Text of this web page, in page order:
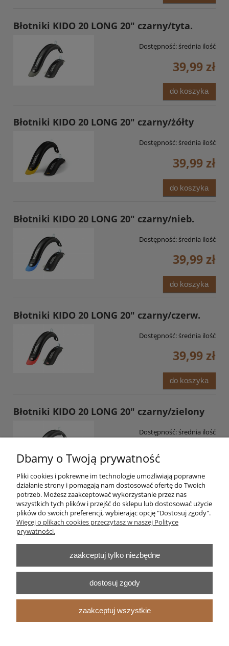
Błotniki KIDO 20 LONG 20" czarny/tyta.
Dostępność:średnia ilość
39,99 zł
do koszyka
Błotniki KIDO 20 LONG 20" czarny/żółty
Dostępność:średnia ilość
39,99 zł
do koszyka
Błotniki KIDO 20 LONG 20" czarny/nieb.
Dostępność:średnia ilość
39,99 zł
do koszyka
Błotniki KIDO 20 LONG 20" czarny/czerw.
Dostępność:średnia ilość
39,99 zł
do koszyka
Błotniki KIDO 20 LONG 20" czarny/zielony
Dostępność:średnia ilość
do koszyka
Pomoc
Moje konto
Płatności i dostawa
Informacje
O nas
Dbamy o Twoją prywatność
Pliki cookies i pokrewne im technologie umożliwiają poprawne
działanie strony i pomagają nam dostosować ofertę do Twoich
potrzeb. Możesz zaakceptować wykorzystanie przez nas
wszystkich tych plików i przejść do sklepu lub dostosować użycie
plików do swoich preferencji, wybierając opcję "Dostosuj zgody".
Więcej o plikach cookies przeczytasz w naszej Polityce
prywatności.
zaakceptuj tylko niezbędne
dostosuj zgody
zaakceptuj wszystkie